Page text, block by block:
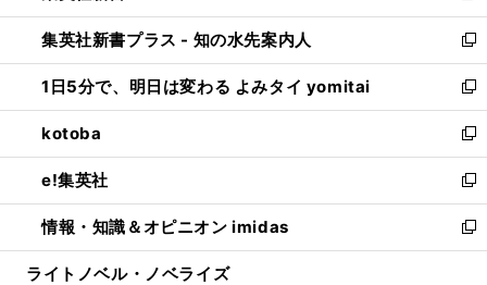
開
く
ン
ド
ウ
で
開
く
ウ
ィ
ン
ド
ウ
で
開
く
し
い
ウ
ィ
ン
ド
ウ
で
開
く
集英社新書プラス - 知の水先案内人
新
し
い
ウ
ィ
ン
ド
ウ
で
開
1日5分で、明日は変わる よみタイ yomitai
新
し
い
ウ
ィ
ン
ド
ウ
kotoba
新
し
い
ウ
ィ
ン
e!集英社
新
し
い
ウ
情報・知識＆オピニオン imidas
新
し
ライトノベル・ノベライズ